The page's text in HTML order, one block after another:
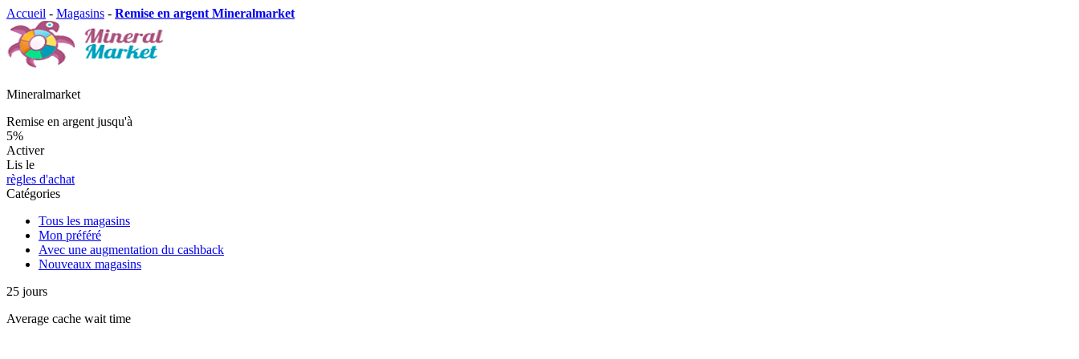
Accueil - Magasins - Remise en argent Mineralmarket
Mineralmarket
Remise en argent jusqu'à
5%
Activer
Lis le
règles d'achat
Catégories
Tous les magasins
Mon préféré
Avec une augmentation du cashback
Nouveaux magasins
25 jours
Average cache wait time